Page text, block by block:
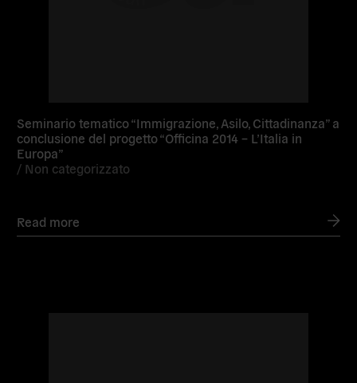
Seminario tematico “Immigrazione, Asilo, Cittadinanza” a
conclusione del progetto “Officina 2014 – L’Italia in
Europa”
/ Non categorizzato
Read more